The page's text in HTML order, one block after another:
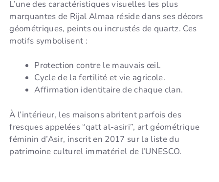
L’une des caractéristiques visuelles les plus
marquantes de Rijal Almaa réside dans ses décors
géométriques, peints ou incrustés de quartz. Ces
motifs symbolisent :
Protection contre le mauvais œil.
Cycle de la fertilité et vie agricole.
Affirmation identitaire de chaque clan.
À l’intérieur, les maisons abritent parfois des
fresques appelées “qatt al-asiri”, art géométrique
féminin d’Asir, inscrit en 2017 sur la liste du
patrimoine culturel immatériel de l’UNESCO.